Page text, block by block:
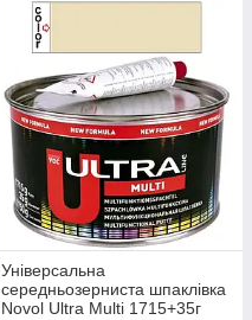
Універсальна
середньозерниста шпаклівка
Novol Ultra Multi 1715+35г